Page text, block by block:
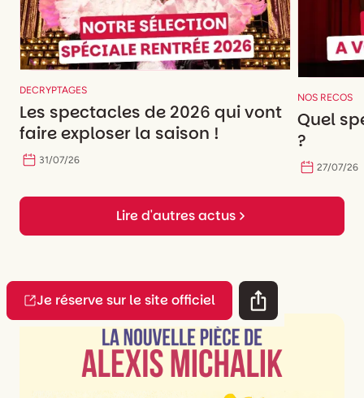
DECRYPTAGES
Les spectacles de 2026 qui vont
faire exploser la saison !
31/07/26
NOS RECOS
Quel
?
27/07/26
Lire d'autres actus
Je réserve sur le site officiel